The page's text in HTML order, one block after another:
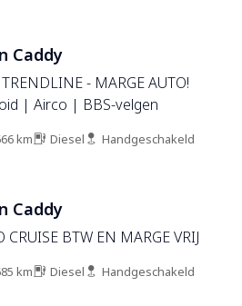
Caddy
- MARGE AUTO!
| Airco | BBS-velgen
km Diesel Handgeschakeld
Caddy
CRUISE BTW EN MARGE VRIJ
km Diesel Handgeschakeld